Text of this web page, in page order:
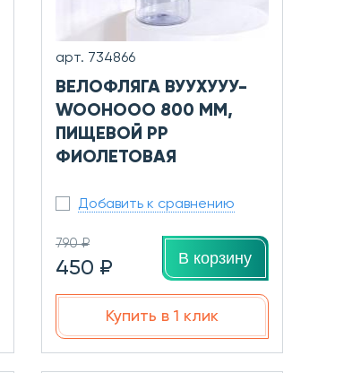
арт. 734866
ВЕЛОФЛЯГА ВУУХУУУ-
WOOHOOO 800 ММ,
ПИЩЕВОЙ PP
ФИОЛЕТОВАЯ
Добавить к сравнению
790 ₽
450 ₽ В корзину
Купить в 1 клик